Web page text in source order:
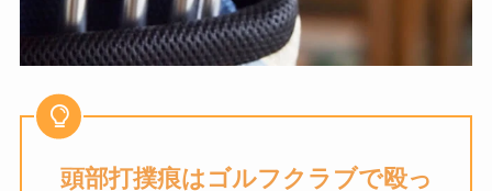
頭部打撲痕は ゴルフクラブで殴っ